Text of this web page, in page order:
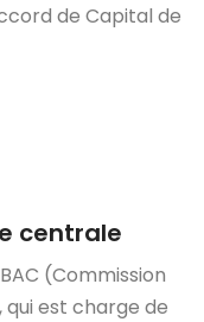
de Capital de
centrale
(Commission
qui est charge de